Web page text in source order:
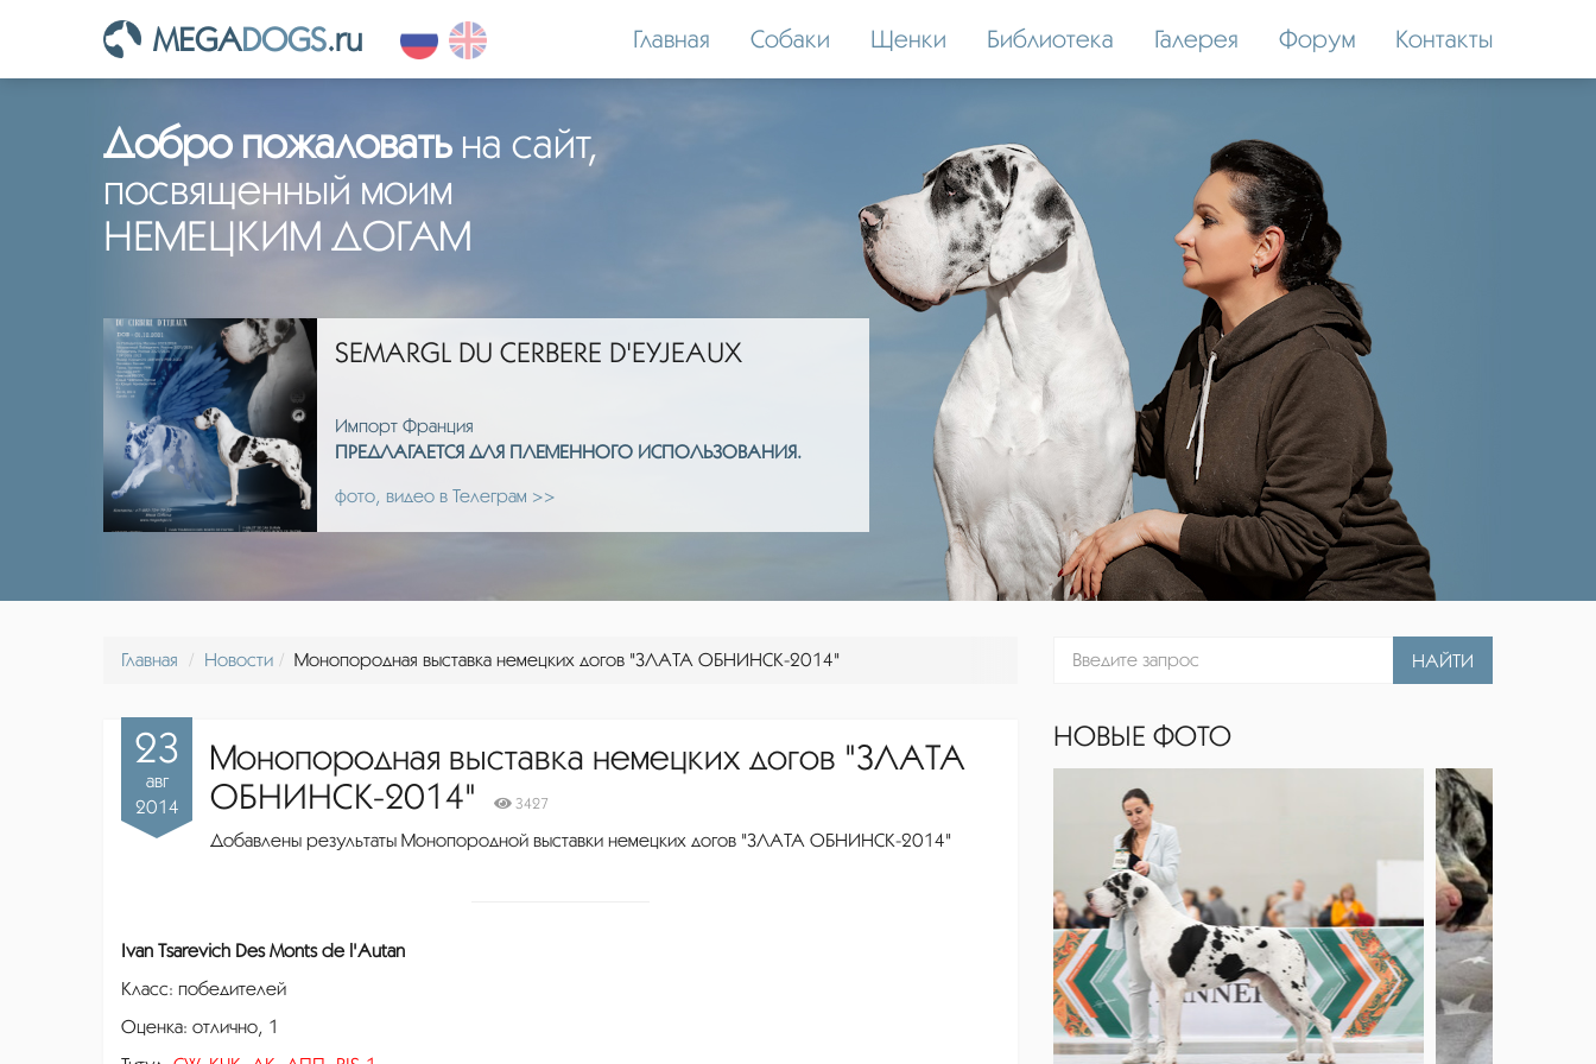
MEGADOGS.ru Главная Собаки Щенки Библиотека Галерея Форум Контакты
Добро пожаловатьна сайт,
посвященный моим
НЕМЕЦКИМ ДОГАМ
SEMARGL DU CERBERE D'EYJEAUX
Импорт Франция
ПРЕДЛАГАЕТСЯ ДЛЯ ПЛЕМЕННОГО ИСПОЛЬЗОВАНИЯ.
фото, видео в Телеграм >>
SEMARGL DU CERBERE D'EYJEAUX
Импорт Франция
ПРЕДЛАГАЕТСЯ ДЛЯ ПЛЕМЕННОГО ИСПОЛЬЗОВАНИЯ.
фото, видео в Телеграм >>
Главная Новости Монопородная выставка немецких догов "ЗЛАТА ОБНИНСК-2014"
23
авг
2014
Монопородная выставка немецких догов "ЗЛАТА
ОБНИНСК-2014"
3427
Добавлены результаты Монопородной выставки немецких догов "ЗЛАТА ОБНИНСК-2014"
Ivan Tsarevich Des Monts de l'Autan
Класс: победителей
Оценка: отлично, 1
НАЙТИ
НОВЫЕ ФОТО